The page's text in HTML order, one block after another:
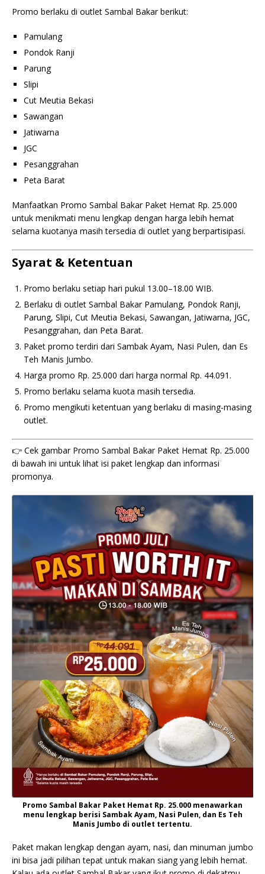
Promo berlaku di outlet Sambal Bakar berikut:
Pamulang
Pondok Ranji
Parung
Slipi
Cut Meutia Bekasi
Sawangan
Jatiwarna
JGC
Pesanggrahan
Peta Barat
Manfaatkan Promo Sambal Bakar Paket Hemat Rp. 25.000
untuk menikmati menu lengkap dengan harga lebih hemat
selama kuotanya masih tersedia di outlet yang berpartisipasi.
Syarat & Ketentuan
Promo berlaku setiap hari pukul 13.00–18.00 WIB.
Berlaku di outlet Sambal Bakar Pamulang, Pondok Ranji,
Parung, Slipi, Cut Meutia Bekasi, Sawangan, Jatiwarna, JGC,
Pesanggrahan, dan Peta Barat.
Paket promo terdiri dari Sambak Ayam, Nasi Pulen, dan Es
Teh Manis Jumbo.
Harga promo Rp. 25.000 dari harga normal Rp. 44.091.
Promo berlaku selama kuota masih tersedia.
Promo mengikuti ketentuan yang berlaku di masing-masing
outlet.
👉 Cek gambar Promo Sambal Bakar Paket Hemat Rp. 25.000
di bawah ini untuk lihat isi paket lengkap dan informasi
promonya.
Promo Sambal Bakar Paket Hemat Rp. 25.000 menawarkan
menu lengkap berisi Sambak Ayam, Nasi Pulen, dan Es Teh
Manis Jumbo di outlet tertentu.
Paket makan lengkap dengan ayam, nasi, dan minuman jumbo
ini bisa jadi pilihan tepat untuk makan siang yang lebih hemat.